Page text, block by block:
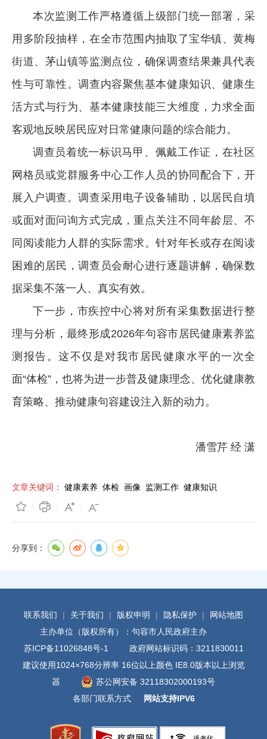
本次监测工作严格遵循上级部门统一部署，采
用多阶段抽样，在全市范围内抽取了宝华镇、黄梅
街道、茅山镇等监测点位，确保调查结果兼具代表
性与可靠性。调查内容聚焦基本健康知识、健康生
活方式与行为、基本健康技能三大维度，力求全面
客观地反映居民应对日常健康问题的综合能力。
调查员着统一标识马甲、佩戴工作证，在社区
网格员或党群服务中心工作人员的协同配合下，开
展入户调查。调查采用电子设备辅助，以居民自填
或面对面问询方式完成，重点关注不同年龄层、不
同阅读能力人群的实际需求。针对年长或存在阅读
困难的居民，调查员会耐心进行逐题讲解，确保数
据采集不落一人、真实有效。
下一步，市疾控中心将对所有采集数据进行整
理与分析，最终形成2026年句容市居民健康素养监
测报告。这不仅是对我市居民健康水平的一次全
面“体检”，也将为进一步普及健康理念、优化健康教
育策略、推动健康句容建设注入新的动力。
潘雪芹 经 潇
文章关键词： 健康素养 体检 画像 监测工作 健康知识
分享到：
联系我们 | 关于我们 | 版权申明 | 隐私保护 |
网站地图
主办单位（版权所有）：句容市人民政府主办
苏ICP备11026848号-1
政府网站标识码：3211830011
建议使用1024×768分辨率 16位以上颜色 IE8.0版本以上浏览
器
苏公网安备 32118302000193号
各部门联系方式
网站支持IPV6